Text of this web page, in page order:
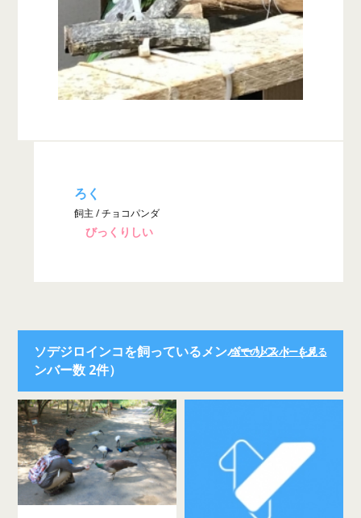
ろく
飼主 / チョコパンダ
びっくりしい
ソデジロインコを飼っているメンバーリスト（メ
ンバー数 2件）
全てのメンバーを見る